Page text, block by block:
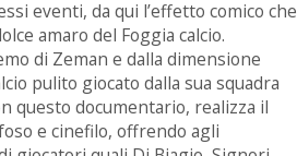
eventi, da qui l’effetto comico che
amaro del Foggia calcio.
di Zeman e dalla dimensione
pulito giocato dalla sua squadra
questo documentario, realizza il
e cinefilo, offrendo agli